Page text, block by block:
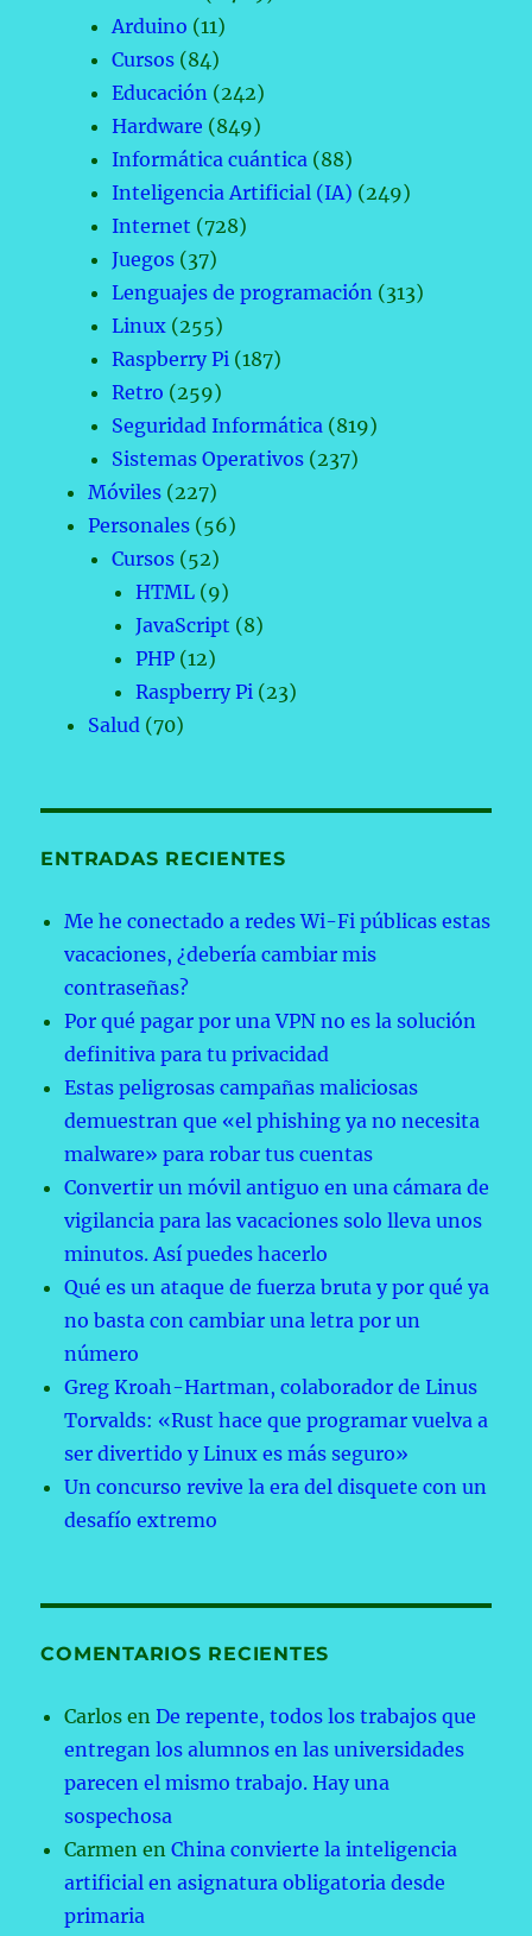
Arduino (11)
Cursos (84)
Educación (242)
Hardware (849)
Informática cuántica (88)
Inteligencia Artificial (IA) (249)
Internet (728)
Juegos (37)
Lenguajes de programación (313)
Linux (255)
Raspberry Pi (187)
Retro (259)
Seguridad Informática (819)
Sistemas Operativos (237)
Móviles (227)
Personales (56)
Cursos (52)
HTML (9)
JavaScript (8)
PHP (12)
Raspberry Pi (23)
Salud (70)
ENTRADAS RECIENTES
Me he conectado a redes Wi-Fi públicas estas
vacaciones, ¿debería cambiar mis
contraseñas?
Por qué pagar por una VPN no es la solución
definitiva para tu privacidad
Estas peligrosas campañas maliciosas
demuestran que «el phishing ya no necesita
malware» para robar tus cuentas
Convertir un móvil antiguo en una cámara de
vigilancia para las vacaciones solo lleva unos
minutos. Así puedes hacerlo
Qué es un ataque de fuerza bruta y por qué ya
no basta con cambiar una letra por un
número
Greg Kroah-Hartman, colaborador de Linus
Torvalds: «Rust hace que programar vuelva a
ser divertido y Linux es más seguro»
Un concurso revive la era del disquete con un
desafío extremo
COMENTARIOS RECIENTES
Carlos enDe repente, todos los trabajos que
entregan los alumnos en las universidades
parecen el mismo trabajo. Hay una
sospechosa
Carmen enChina convierte la inteligencia
artificial en asignatura obligatoria desde
primaria